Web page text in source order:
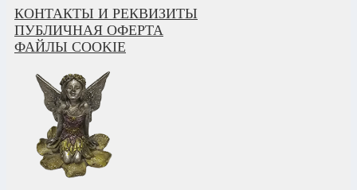
КОНТАКТЫ И РЕКВИЗИТЫ
ПУБЛИЧНАЯ ОФЕРТА
ФАЙЛЫ COOKIE